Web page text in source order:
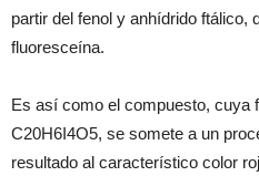
partir del fenol y anhídrido ftálico,
fluoresceína.
Es así como el compuesto, cuya
C20H6I4O5, se somete a un
resultado al característico color